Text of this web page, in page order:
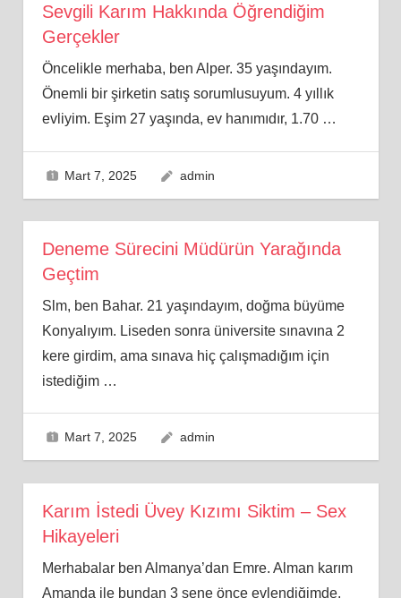
Sevgili Karım Hakkında Öğrendiğim
Gerçekler
Öncelikle merhaba, ben Alper. 35 yaşındayım.
Önemli bir şirketin satış sorumlusuyum. 4 yıllık
evliyim. Eşim 27 yaşında, ev hanımıdır, 1.70 …
Mart 7, 2025 admin
Deneme Sürecini Müdürün Yarağında
Geçtim
Slm, ben Bahar. 21 yaşındayım, doğma büyüme
Konyalıyım. Liseden sonra üniversite sınavına 2
kere girdim, ama sınava hiç çalışmadığım için
istediğim …
Mart 7, 2025 admin
Karım İstedi Üvey Kızımı Siktim – Sex
Hikayeleri
Merhabalar ben Almanya’dan Emre. Alman karım
Amanda ile bundan 3 sene önce evlendiğimde,